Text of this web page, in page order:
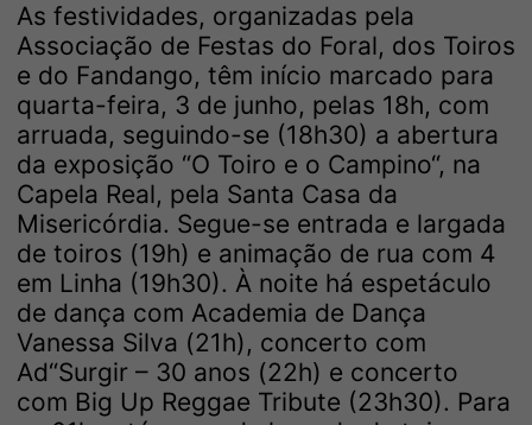
As festividades, organizadas pela
Associação de Festas do Foral, dos Toiros
e do Fandango, têm início marcado para
quarta-feira, 3 de junho, pelas 18h, com
arruada, seguindo-se (18h30) a abertura
da exposição “O Toiro e o Campino“, na
Capela Real, pela Santa Casa da
Misericórdia. Segue-se entrada e largada
de toiros (19h) e animação de rua com 4
em Linha (19h30). À noite há espetáculo
de dança com Academia de Dança
Vanessa Silva (21h), concerto com
Ad“Surgir – 30 anos (22h) e concerto
com Big Up Reggae Tribute (23h30). Para